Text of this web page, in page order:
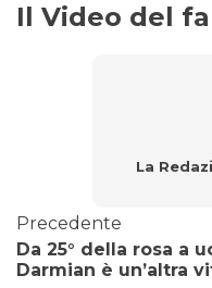
Il Video del
La
Precedente
Da 25° della rosa a
Darmian è un’altra